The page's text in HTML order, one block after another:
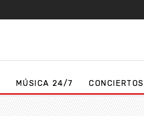
MÚSICA 24/7 CONCIERTOS